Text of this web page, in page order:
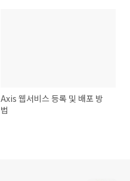
Axis 웹서비스 등록 및 배포 방
법